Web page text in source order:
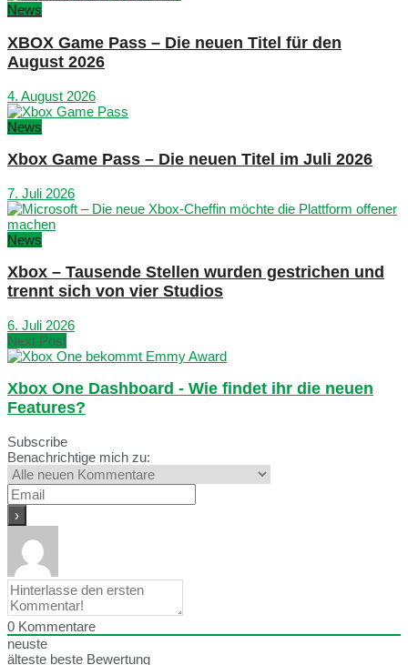
News
XBOX Game Pass – Die neuen Titel für den
August 2026
4. August 2026
News
Xbox Game Pass – Die neuen Titel im Juli 2026
7. Juli 2026
News
Xbox – Tausende Stellen wurden gestrichen und
trennt sich von vier Studios
6. Juli 2026
Next Post
Xbox One Dashboard - Wie findet ihr die neuen
Features?
Subscribe
Benachrichtige mich zu:
0 Kommentare
neuste
älteste beste Bewertung